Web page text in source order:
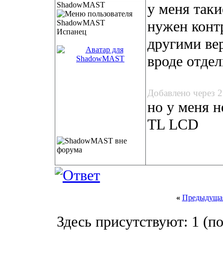
ShadowMAST
Испанец
у меня
нужен
другими
вроде
Добавлено через
но у меня
TL LCD
«
Здесь присутствуют: 1